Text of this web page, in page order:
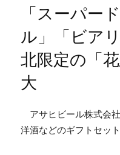
「スーパー
ル」「ビア
北限定の「
大
アサヒビール株式会
洋酒などのギフトセッ